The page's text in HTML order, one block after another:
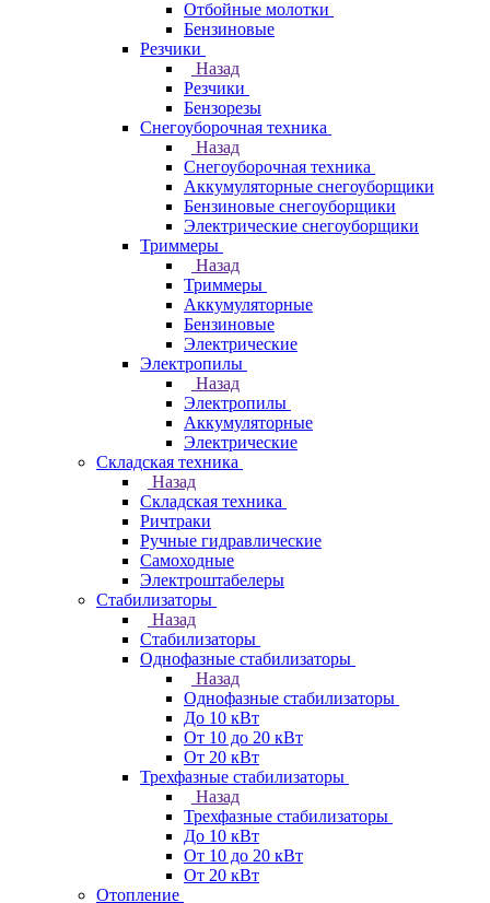
Отбойные молотки
Бензиновые
Резчики
Назад
Резчики
Бензорезы
Снегоуборочная техника
Назад
Снегоуборочная техника
Аккумуляторные снегоуборщики
Бензиновые снегоуборщики
Электрические снегоуборщики
Триммеры
Назад
Триммеры
Аккумуляторные
Бензиновые
Электрические
Электропилы
Назад
Электропилы
Аккумуляторные
Электрические
Складская техника
Назад
Складская техника
Ричтраки
Ручные гидравлические
Самоходные
Электроштабелеры
Стабилизаторы
Назад
Стабилизаторы
Однофазные стабилизаторы
Назад
Однофазные стабилизаторы
До 10 кВт
От 10 до 20 кВт
От 20 кВт
Трехфазные стабилизаторы
Назад
Трехфазные стабилизаторы
До 10 кВт
От 10 до 20 кВт
От 20 кВт
Отопление